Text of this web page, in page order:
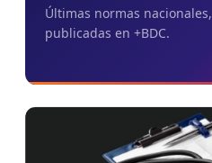
Últimas normas
publicadas en +BDC.